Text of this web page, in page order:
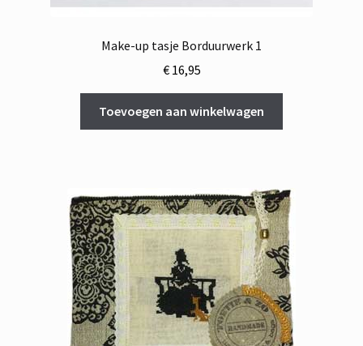
Make-up tasje Borduurwerk 1
€16,95
Toevoegen aan winkelwagen